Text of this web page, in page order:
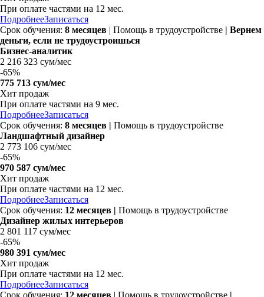
При оплате частями на 12 мес.
ПодробнееЗаписаться
Срок обучения: 8 месяцев | Помощь в трудоустройстве | Вернем
деньги, если не трудоустроишься
Бизнес-аналитик
2 216 323 сум/мес
-65%
775 713 сум/мес
Хит продаж
При оплате частями на 9 мес.
ПодробнееЗаписаться
Срок обучения: 8 месяцев | Помощь в трудоустройстве
Ландшафтный дизайнер
2 773 106 сум/мес
-65%
970 587 сум/мес
Хит продаж
При оплате частями на 12 мес.
ПодробнееЗаписаться
Срок обучения: 12 месяцев | Помощь в трудоустройстве
Дизайнер жилых интерьеров
2 801 117 сум/мес
-65%
980 391 сум/мес
Хит продаж
При оплате частями на 12 мес.
ПодробнееЗаписаться
Срок обучения: 12 месяцев | Помощь в трудоустройстве |